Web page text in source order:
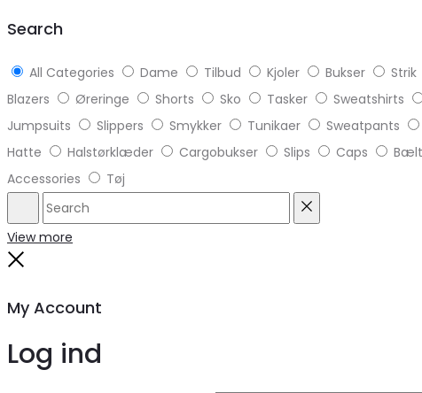
Search
All Categories Dame Tilbud Kjoler Bukser Strik
Blazers
Øreringe Shorts Sko Tasker Sweatshirts
Jumpsuits
Slippers Smykker Tunikaer Sweatpants
Hatte
Halstørklæder Cargobukser Slips Caps
Accessories
Tøj
Search
View more
My Account
Log ind